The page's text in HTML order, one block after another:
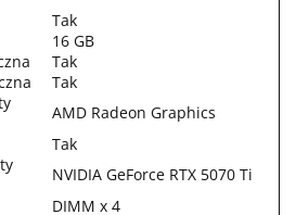
Tak
16 GB
Tak
Tak
AMD Radeon Graphics
Tak
NVIDIA GeForce RTX 5070 Ti
DIMM x 4